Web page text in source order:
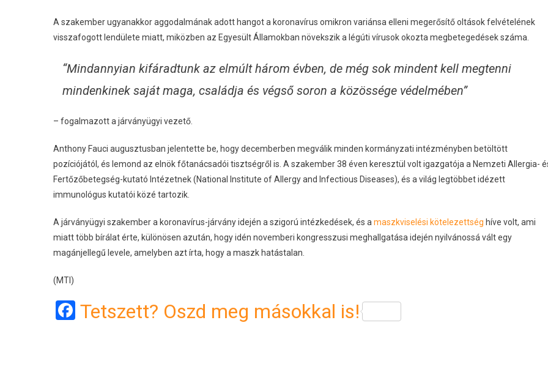
A szakember ugyanakkor aggodalmának adott hangot a koronavírus omikron variánsa elleni megerősítő oltások felvételének
visszafogott lendülete miatt, miközben az Egyesült Államokban növekszik a légúti vírusok okozta megbetegedések száma.
“Mindannyian kifáradtunk az elmúlt három évben, de még sok mindent kell megtenni
mindenkinek saját maga, családja és végső soron a közössége védelmében”
– fogalmazott a járványügyi vezető.
Anthony Fauci augusztusban jelentette be, hogy decemberben megválik minden kormányzati intézményben betöltött
pozíciójától, és lemond az elnök főtanácsadói tisztségről is. A szakember 38 éven keresztül volt igazgatója a Nemzeti Allergia-
Fertőzőbetegség-kutató Intézetnek (National Institute of Allergy and Infectious Diseases), és a világ legtöbbet idézett
immunológus kutatói közé tartozik.
A járványügyi szakember a koronavírus-járvány idején a szigorú intézkedések, és a maszkviselési kötelezettség híve volt, ami
miatt több bírálat érte, különösen azután, hogy idén novemberi kongresszusi meghallgatása idején nyilvánossá vált egy
magánjellegű levele, amelyben azt írta, hogy a maszk hatástalan.
(MTI)
Facebook
Tetszett? Oszd meg másokkal is!